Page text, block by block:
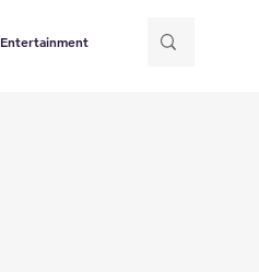
Entertainment